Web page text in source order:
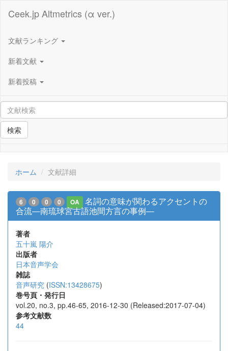
Ceek.jp Altmetrics (α ver.)
文献ランキング
新着文献
新着投稿
検索
ホーム 文献詳細
6 0 0 0 OA
名詞の意味が関わるアクセントの
合流―南琉球宮古語池間方言の事例―
著者
五十嵐 陽介
出版者
日本音声学会
雑誌
音声研究 (ISSN:13428675)
巻号頁・発行日
vol.20, no.3, pp.46-65, 2016-12-30 (Released:2017-07-04)
参考文献数
44